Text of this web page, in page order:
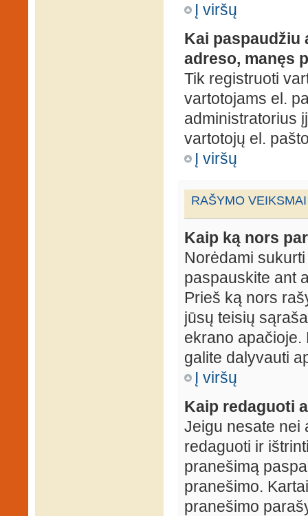
Į viršų
Kai
adreso, manęs
Tik registruoti
vartotojams el.
administratorius
vartotojų el.
Į viršų
RAŠYMO VEIKSMAI
Kaip ką nors
Norėdami
paspauskite ant
Prieš ką nors
jūsų teisių
ekrano apačioje.
galite dalyvauti
Į viršų
Kaip redaguoti
Jeigu nesate nei
redaguoti ir
pranešimą
pranešimo.
pranešimo